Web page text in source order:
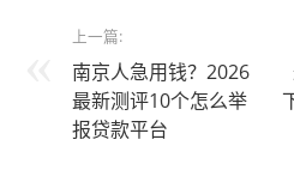
上一篇:
南京人急用钱？2026
最新测评10个怎么举
报贷款平台